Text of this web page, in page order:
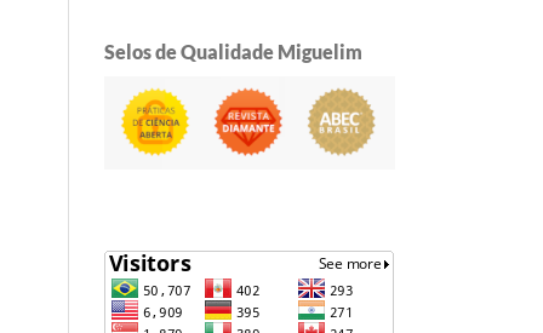
Selos de Qualidade Miguelim